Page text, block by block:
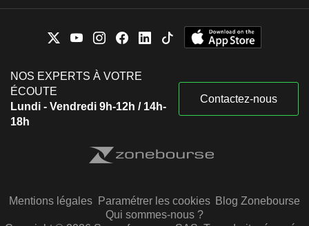
NOS EXPERTS À VOTRE
ÉCOUTE
Lundi - Vendredi 9h-12h / 14h-
18h
Contactez-nous
Mentions légales Paramétrer les cookies Blog Zonebourse
Qui sommes-nous ?